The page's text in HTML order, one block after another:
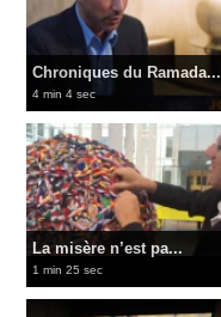
Chroniques du Ramada...
4 min 4 sec
La misère n’est pa...
1 min 25 sec